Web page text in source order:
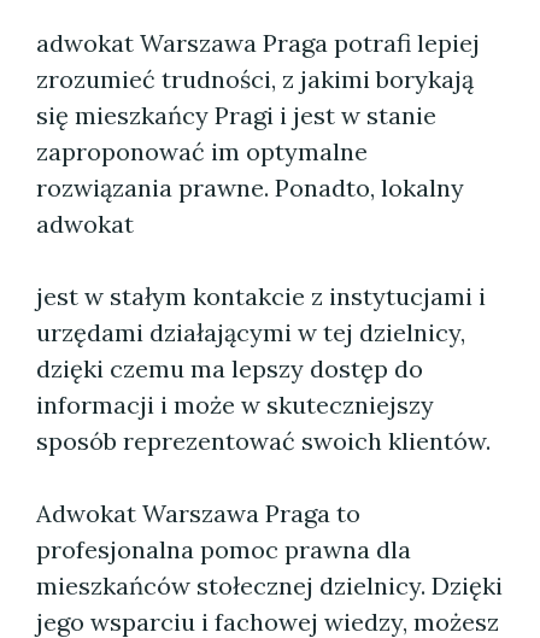
adwokat Warszawa Praga potrafi lepiej
zrozumieć trudności, z jakimi borykają
się mieszkańcy Pragi i jest w stanie
zaproponować im optymalne
rozwiązania prawne. Ponadto, lokalny
adwokat
jest w stałym kontakcie z instytucjami i
urzędami działającymi w tej dzielnicy,
dzięki czemu ma lepszy dostęp do
informacji i może w skuteczniejszy
sposób reprezentować swoich klientów.
Adwokat Warszawa Praga to
profesjonalna pomoc prawna dla
mieszkańców stołecznej dzielnicy. Dzięki
jego wsparciu i fachowej wiedzy, możesz